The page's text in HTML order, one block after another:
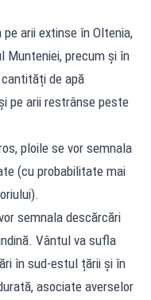
arii extinse în Oltenia,
Munteniei, precum și în
de apă
pe arii restrânse peste
ploile se vor semnala
(cu probabilitate mai
semnala descărcări
Vântul va sufla
în sud-estul țării și în
asociate averselor